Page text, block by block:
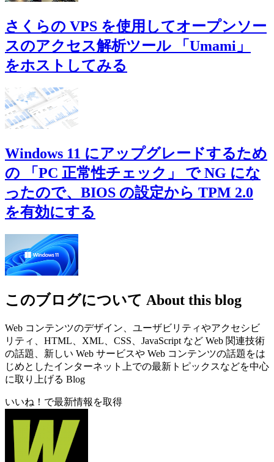
さくらの VPS を使用してオープンソー
スのアクセス解析ツール 「Umami」
をホストしてみる
Windows 11 にアップグレードするため
の 「PC 正常性チェック」 で NG にな
ったので、BIOS の設定から TPM 2.0
を有効にする
このブログについて About this blog
Web コンテンツのデザイン、ユーザビリティやアクセシビ
リティ、HTML、XML、CSS、JavaScript など Web 関連技術
の話題、新しい Web サービスや Web コンテンツの話題をは
じめとしたインターネット上での最新トピックスなどを中心
に取り上げる Blog
いいね！で最新情報を取得